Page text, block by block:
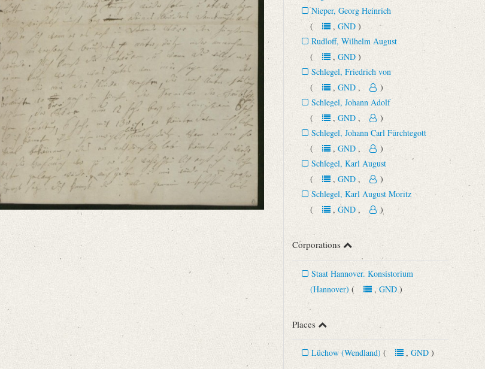
Nieper, Georg Heinrich
(, GND)
Rudloff, Wilhelm August
(, GND)
Schlegel, Friedrich von
(, GND, )
Schlegel, Johann Adolf
(, GND, )
Schlegel, Johann Carl Fürchtegott
(, GND, )
Schlegel, Karl August
(, GND, )
Schlegel, Karl August Moritz
(, GND, )
Corporations
Staat Hannover. Konsistorium
(Hannover) (, GND)
Places
Lüchow (Wendland) (, GND)